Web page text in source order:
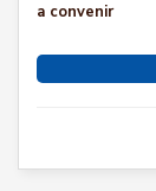
a convenir